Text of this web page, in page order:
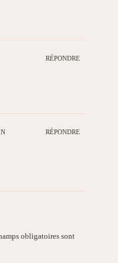
RÉPONDRE
RÉPONDRE
obligatoires sont